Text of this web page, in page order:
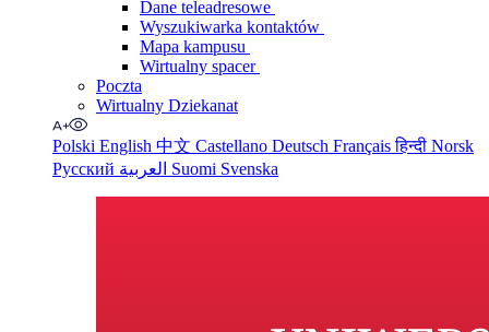
Dane teleadresowe
Wyszukiwarka kontaktów
Mapa kampusu
Wirtualny spacer
Poczta
Wirtualny Dziekanat
Polski English 中文 Castellano Deutsch Françaisहिन्दी Norsk
Русский
Suomi Svenska